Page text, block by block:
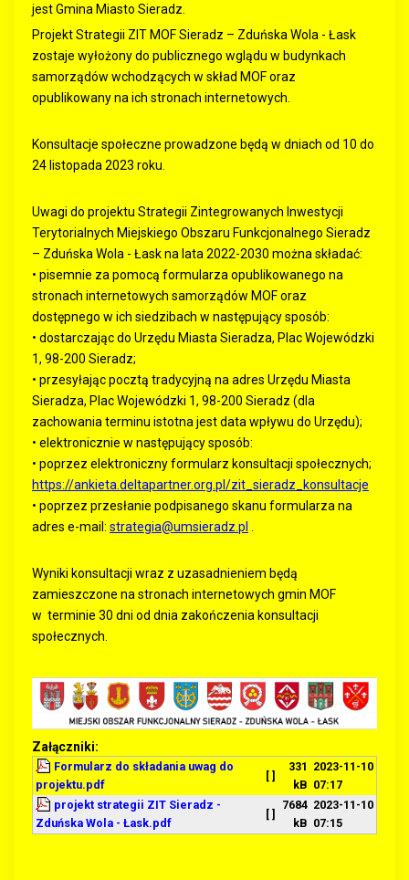
jest Gmina Miasto Sieradz.
Projekt Strategii ZIT MOF Sieradz – Zduńska Wola - Łask
zostaje wyłożony do publicznego wglądu w budynkach
samorządów wchodzących w skład MOF oraz
opublikowany na ich stronach internetowych.
Konsultacje społeczne prowadzone będą w dniach od 10 do
24 listopada 2023 roku.
Uwagi do projektu Strategii Zintegrowanych Inwestycji
Terytorialnych Miejskiego Obszaru Funkcjonalnego Sieradz
– Zduńska Wola - Łask na lata 2022-2030 można składać:
• pisemnie za pomocą formularza opublikowanego na
stronach internetowych samorządów MOF oraz
dostępnego w ich siedzibach w następujący sposób:
• dostarczając do Urzędu Miasta Sieradza, Plac Wojewódzki
1, 98-200 Sieradz;
• przesyłając pocztą tradycyjną na adres Urzędu Miasta
Sieradza, Plac Wojewódzki 1, 98-200 Sieradz (dla
zachowania terminu istotna jest data wpływu do Urzędu);
• elektronicznie w następujący sposób:
• poprzez elektroniczny formularz konsultacji społecznych;
https://ankieta.deltapartner.org.pl/zit_sieradz_konsultacje
• poprzez przesłanie podpisanego skanu formularza na
adres e-mail: strategia@umsieradz.pl
Wyniki konsultacji wraz z uzasadnieniem będą
zamieszczone na stronach internetowych gmin MOF
w terminie 30 dni od dnia zakończenia konsultacji
społecznych.
Załączniki:
Formularz do składania uwag do
projektu.pdf
[ ]
331
kB
2023-11-10
07:17
projekt strategii ZIT Sieradz -
Zduńska Wola - Łask.pdf
[ ]
7684
kB
2023-11-10
07:15